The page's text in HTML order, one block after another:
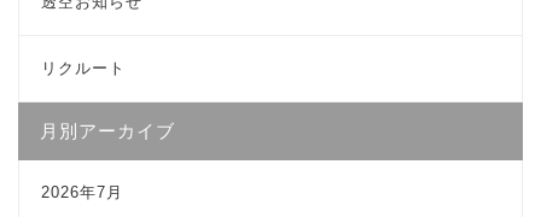
リクルート
月別アーカイブ
2026年7月